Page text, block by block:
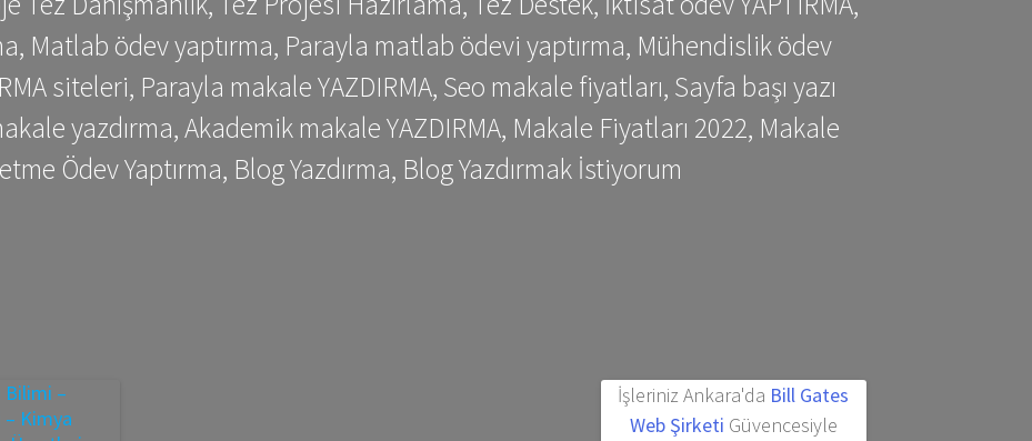
Matlab ödev yaptırma, Parayla matlab ödevi yaptırma, Mühendislik ödev
siteleri, Parayla makale YAZDIRMA, Seo makale fiyatları, Sayfa başı yazı
yazdırma, Akademik makale YAZDIRMA, Makale Fiyatları 2022, Makale
Ödev Yaptırma, Blog Yazdırma, Blog Yazdırmak İstiyorum
İşleriniz Ankara'da Bill Gates
Web Şirketi Güvencesiyle